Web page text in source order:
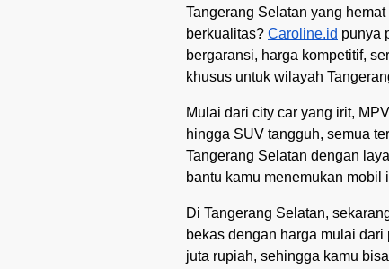
Tangerang Selatan yang hemat
berkualitas? Caroline.id punya
bergaransi, harga kompetitif,
khusus untuk wilayah
Mulai dari city car yang irit,
hingga SUV tangguh, semua
Tangerang Selatan dengan
bantu kamu menemukan mobil
Di Tangerang Selatan,
bekas dengan harga mulai
juta rupiah, sehingga kamu